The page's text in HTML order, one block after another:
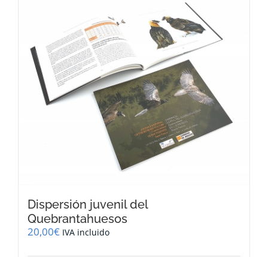
Dispersión juvenil del
Quebrantahuesos
20,00€ IVA incluido